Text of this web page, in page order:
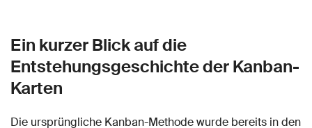
Ein kurzer Blick auf die
Entstehungsgeschichte der Kanban-
Karten
Die ursprüngliche Kanban-Methode wurde bereits in den